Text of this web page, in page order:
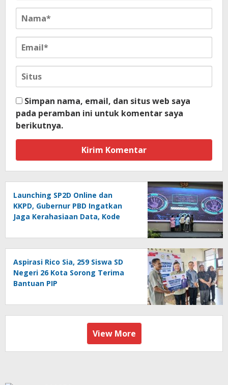
Simpan nama, email, dan situs web saya
pada peramban ini untuk komentar saya
berikutnya.
Launching SP2D Online dan
KKPD, Gubernur PBD Ingatkan
Jaga Kerahasiaan Data, Kode
Aspirasi Rico Sia, 259 Siswa SD
Negeri 26 Kota Sorong Terima
Bantuan PIP
View More